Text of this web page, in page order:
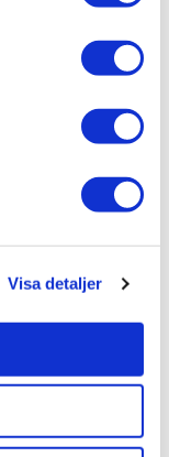
Visa detaljer